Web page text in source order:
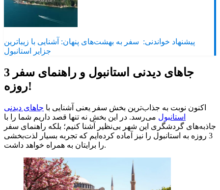
پیشنهاد خواندنی: سفر به بهشت‌های پنهان: آشنایی با زیباترین
جزایر استانبول
جاهای دیدنی استانبول و راهنمای سفر 3
روزه!
اکنون نوبت به جذاب‌ترین بخش سفر یعنی آشنایی با جاهای دیدنی
استانبول می‌رسد. در این بخش نه تنها قصد داریم شما را با
جاذبه‌های گردشگری این شهر بی‌نظیر آشنا کنیم؛ بلکه راهنمای سفر
3 روزه به استانبول را نیز آماده کرده‌ایم که تجربه بسیار لذت‌بخشی
را برایتان به همراه خواهد داشت.